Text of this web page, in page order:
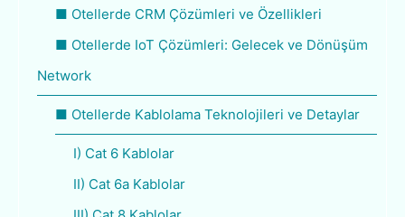
■ Otellerde CRM Çözümleri ve Özellikleri
■ Otellerde IoT Çözümleri: Gelecek ve Dönüşüm
Network
■ Otellerde Kablolama Teknolojileri ve Detaylar
I) Cat 6 Kablolar
II) Cat 6a Kablolar